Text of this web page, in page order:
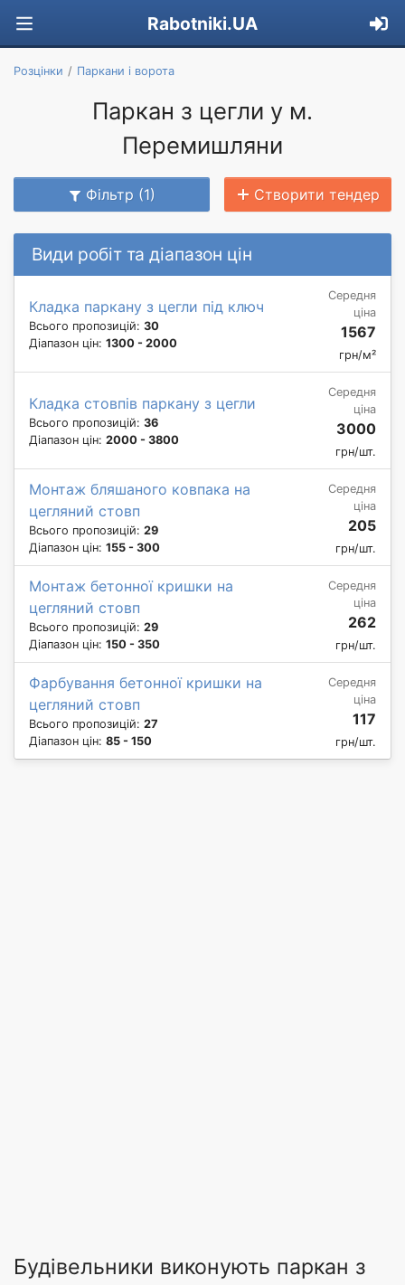
Rabotniki.UA
Розцінки Паркани і ворота
Паркан з цегли у м.
Перемишляни
Фільтр (1) Створити тендер
Види робіт та діапазон цін
Кладка паркану з цегли під ключ
Всього пропозицій: 30
Діапазон цін: 1300 - 2000
Середня
ціна
1567
грн/м²
Кладка стовпів паркану з цегли
Всього пропозицій: 36
Діапазон цін: 2000 - 3800
Середня
ціна
3000
грн/шт.
Монтаж бляшаного ковпака на
цегляний стовп
Всього пропозицій: 29
Діапазон цін: 155 - 300
Середня
ціна
205
грн/шт.
Монтаж бетонної кришки на
цегляний стовп
Всього пропозицій: 29
Діапазон цін: 150 - 350
Середня
ціна
262
грн/шт.
Фарбування бетонної кришки на
цегляний стовп
Всього пропозицій: 27
Діапазон цін: 85 - 150
Середня
ціна
117
грн/шт.
Будівельники виконують паркан з